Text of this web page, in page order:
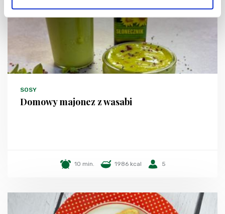
SOSY
Domowy majonez z wasabi
10 min. 1986 kcal 5